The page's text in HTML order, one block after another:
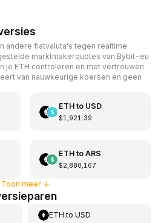
andere fiatvaluta's tegen realtime
marktmakerquotes van Bybit-eu
je ETH controleren en met vertrouwen
van nauwkeurige koersen en geen
ETHto USD
$1,921.39
ETHto ARS
$2,880,167
Toon meer↓
ETH toUSD